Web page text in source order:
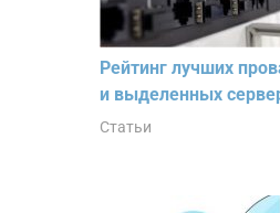
Рейтинг лучших
и выделенных
Статьи